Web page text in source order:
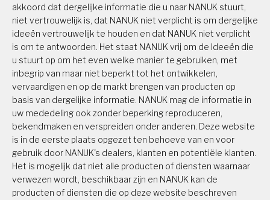
akkoord dat dergelijke informatie die u naar NANUK stuurt,
niet vertrouwelijk is, dat NANUK niet verplicht is om dergelijke
ideeën vertrouwelijk te houden en dat NANUK niet verplicht
is om te antwoorden. Het staat NANUK vrij om de Ideeën die
u stuurt op om het even welke manier te gebruiken, met
inbegrip van maar niet beperkt tot het ontwikkelen,
vervaardigen en op de markt brengen van producten op
basis van dergelijke informatie. NANUK mag de informatie in
uw mededeling ook zonder beperking reproduceren,
bekendmaken en verspreiden onder anderen. Deze website
is in de eerste plaats opgezet ten behoeve van en voor
gebruik door NANUK's dealers, klanten en potentiële klanten.
Het is mogelijk dat niet alle producten of diensten waarnaar
verwezen wordt, beschikbaar zijn en NANUK kan de
producten of diensten die op deze website beschreven